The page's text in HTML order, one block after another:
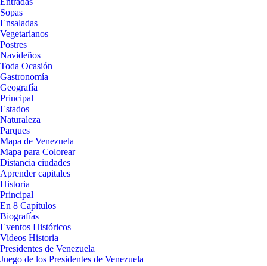
Sopas
Ensaladas
Vegetarianos
Postres
Navideños
Toda Ocasión
Gastronomía
Geografía
Principal
Estados
Naturaleza
Parques
Mapa de Venezuela
Mapa para Colorear
Distancia ciudades
Aprender capitales
Historia
Principal
En 8 Capítulos
Biografías
Eventos Históricos
Videos Historia
Presidentes de Venezuela
Juego de los Presidentes de Venezuela